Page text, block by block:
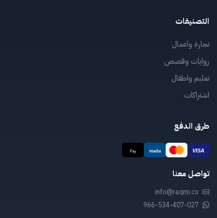
التصنيفات
تجارة واعمال
روايات وقصص
تعليم واطفال
اشتراكات
طرق الدفع
تواصل معنا
info@raqmi.co
966-534-407-027